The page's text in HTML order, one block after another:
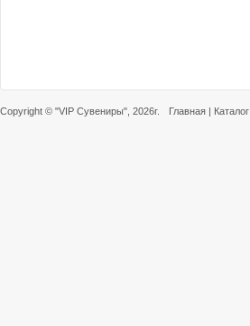
Copyright © "VIP Сувениры" , 2026г. Главная | Каталог